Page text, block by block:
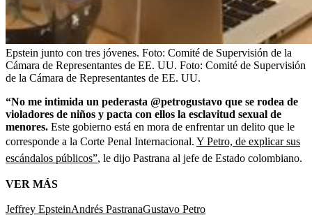
Epstein junto con tres jóvenes. Foto: Comité de Supervisión de la
Cámara de Representantes de EE. UU. Foto: Comité de Supervisión
de la Cámara de Representantes de EE. UU.
“No me intimida un pederasta @petrogustavo que se rodea de
violadores de niños y pacta con ellos la esclavitud sexual de
menores. Este gobierno está en mora de enfrentar un delito que le
corresponde a la Corte Penal Internacional. Y Petro, de explicar sus
escándalos públicos”, le dijo Pastrana al jefe de Estado colombiano.
VER MÁS
Jeffrey EpsteinAndrés PastranaGustavo Petro